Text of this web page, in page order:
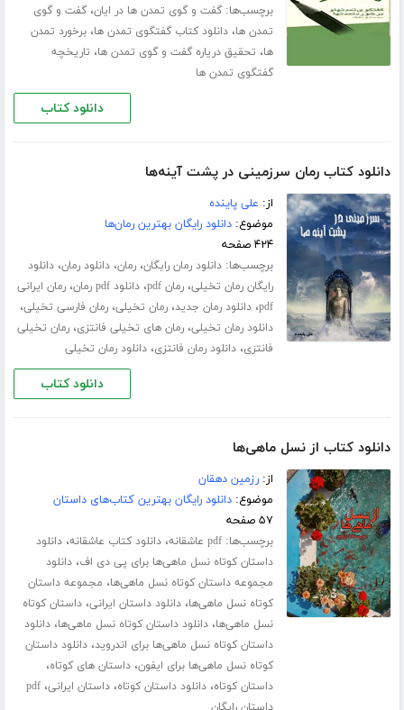
برچسب‌ها:گفت و گوی تمدن ها در ایان،گفت و گوی
تمدن ها،دانلود کتاب گفتگوی تمدن ها،برخورد تمدن
ها، تحقیق دریاره گفت و گوی تمدن ها، تاریخچه
گفتگوی تمدن ها
دانلود کتاب
دانلود کتاب رمان سرزمینی در پشت آینه‌ها
از: علی پاینده
موضوع:دانلود رایگان بهترین رمان‌ها
۴۲۴ صفحه
برچسب‌ها:دانلود رمان رایگان،رمان،دانلود رمان،دانلود
رایگان رمان تخیلی،رمان pdf ،دانلود pdf رمان ،رمان ایرانی
pdf،دانلود رمان جدید،رمان تخیلی،رمان فارسی تخیلی،
دانلود رمان تخیلی،رمان های تخیلی فانتزی،رمان تخیلی
فانتزی،دانلود رمان فانتزی،دانلود رمان تخیلی
دانلود کتاب
دانلود کتاب از نسل ماهی‌ها
از:رزمین دهقان
موضوع:دانلود رایگان بهترین کتاب‌های داستان
۵۷ صفحه
برچسب‌ها:pdf عاشقانه ،دانلود کتاب عاشقانه،دانلود
داستان کوتاه نسل ماهی‌ها برای پی دی اف،دانلود
مجموعه داستان کوتاه نسل ماهی‌ها، مجموعه داستان
کوتاه نسل ماهی‌ها،دانلود داستان ایرانی،داستان کوتاه
نسل ماهی‌ها،دانلود داستان کوتاه نسل ماهی‌ها،دانلود
داستان کوتاه نسل ماهی‌ها برای اندروید،دانلود داستان
کوتاه نسل ماهی‌ها برای ایفون،داستان های کوتاه،
داستان کوتاه،دانلود داستان کوتاه،داستان ایرانی،pdf
داستان رایگان